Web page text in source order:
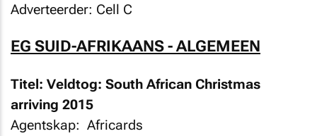
Adverteerder: Cell C
EG SUID-AFRIKAANS - ALGEMEEN
Titel: Veldtog: South African Christmas
arriving 2015
Agentskap: Africards